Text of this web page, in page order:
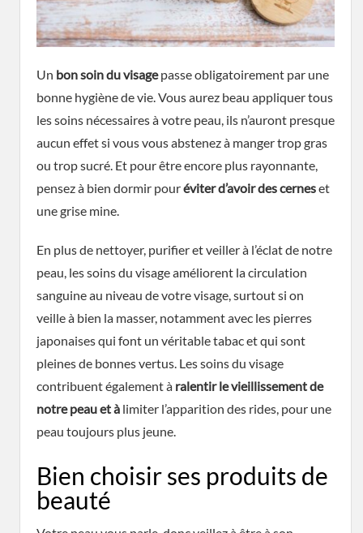
Un bon soin du visagepasse obligatoirement par une
bonne hygiène de vie. Vous aurez beau appliquer tous
les soins nécessaires à votre peau, ils n’auront presque
aucun effet si vous vous abstenez à manger trop gras
ou trop sucré. Et pour être encore plus rayonnante,
pensez à bien dormir pouréviter d’avoir des cerneset
une grise mine.
En plus de nettoyer, purifier et veiller à l’éclat de notre
peau, les soins du visage améliorent la circulation
sanguine au niveau de votre visage, surtout si on
veille à bien la masser, notamment avec les pierres
japonaises qui font un véritable tabac et qui sont
pleines de bonnes vertus. Les soins du visage
contribuent également à ralentir le vieillissement de
notre peau et à limiter l’apparition des rides, pour une
peau toujours plus jeune.
Bien choisir ses produits de
beauté